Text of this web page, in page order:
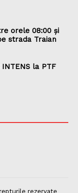
orele 08:00 și
strada Traian
la PTF
rezervate